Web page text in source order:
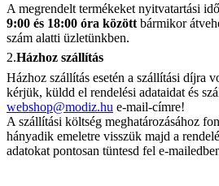
A megrendelt termékeket nyitvatartási
9:00 és 18:00 óra között bármikor
szám alatti üzletünkben.
2.Házhoz szállítás
Házhoz szállítás esetén a szállítási díjra
kérjük, küldd el rendelési adataidat és
webshop@modiz.hu e-mail-címre!
A szállítási költség meghatározásához
hányadik emeletre visszük majd a
adatokat pontosan tüntesd fel e-